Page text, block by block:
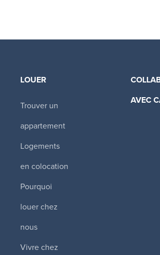
LOUER
Trouver un
appartement
Logements
en colocation
Pourquoi
louer chez
nous
Vivre chez
AVEC